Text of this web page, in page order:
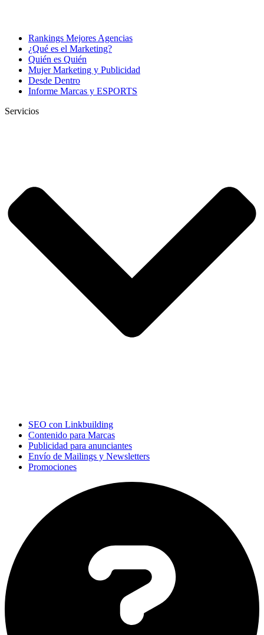
Rankings Mejores Agencias
¿Qué es el Marketing?
Quién es Quién
Mujer Marketing y Publicidad
Desde Dentro
Informe Marcas y ESPORTS
Servicios
SEO con Linkbuilding
Contenido para Marcas
Publicidad para anunciantes
Envío de Mailings y Newsletters
Promociones